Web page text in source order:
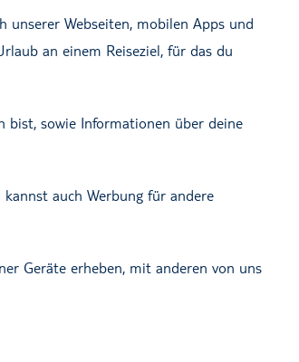
unserer Webseiten, mobilen Apps und
an einem Reiseziel, für das du
bist, sowie Informationen über deine
auch Werbung für andere
Geräte erheben, mit anderen von uns